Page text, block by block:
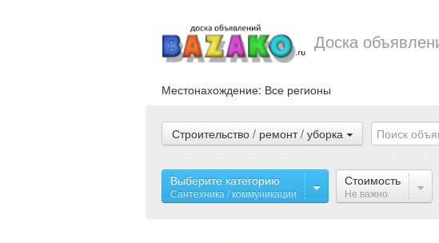
Доска
Местонахождение: Все регионы
Строительство / ремонт / уборка
Выберите категорию
Сантехника / коммуникации
Стоимость
Не важно